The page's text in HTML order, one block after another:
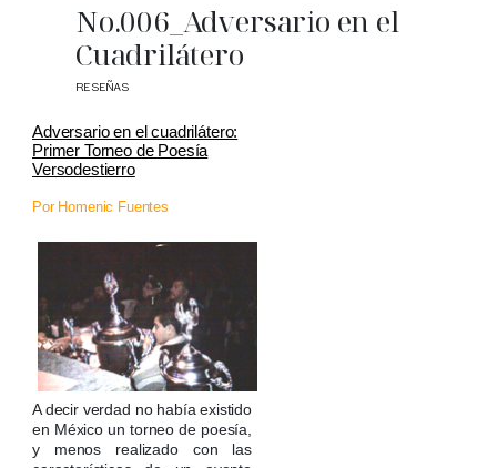
No.006_Adversario en el
Cuadrilátero
RESEÑAS
Adversario en el cuadrilátero:
Primer Torneo de Poesía
Versodestierro
Por Homenic Fuentes
A decir verdad no había existido
en México un torneo de poesía,
y menos realizado con las